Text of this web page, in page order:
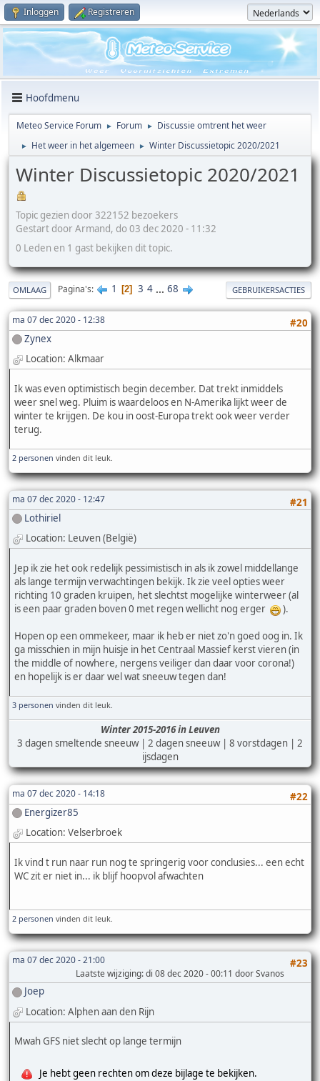
Inloggen Registreren
Hoofdmenu
Meteo Service Forum ► Forum ► Discussie omtrent het weer
► Het weer in het algemeen ► Winter Discussietopic 2020/2021
Winter Discussietopic 2020/2021
Topic gezien door 322152 bezoekers
Gestart door Armand, do 03 dec 2020 - 11:32
0 Leden en 1 gast bekijken dit topic.
OMLAAG Pagina's 1 2 3 4 ... 68 GEBRUIKERSACTIES
ma 07 dec 2020 - 12:38
#20
Zynex
Location: Alkmaar
Ik was even optimistisch begin december. Dat trekt inmiddels
weer snel weg. Pluim is waardeloos en N-Amerika lijkt weer de
winter te krijgen. De kou in oost-Europa trekt ook weer verder
terug.
2 personen vinden dit leuk.
ma 07 dec 2020 - 12:47
#21
Lothiriel
Location: Leuven (België)
Jep ik zie het ook redelijk pessimistisch in als ik zowel middellange
als lange termijn verwachtingen bekijk. Ik zie veel opties weer
richting 10 graden kruipen, het slechtst mogelijke winterweer (al
is een paar graden boven 0 met regen wellicht nog erger
).
Hopen op een ommekeer, maar ik heb er niet zo'n goed oog in. Ik
ga misschien in mijn huisje in het Centraal Massief kerst vieren (in
the middle of nowhere, nergens veiliger dan daar voor corona!)
en hopelijk is er daar wel wat sneeuw tegen dan!
3 personen vinden dit leuk.
Winter 2015-2016 in Leuven
3 dagen smeltende sneeuw | 2 dagen sneeuw | 8 vorstdagen | 2
ijsdagen
ma 07 dec 2020 - 14:18
#22
Energizer85
Location: Velserbroek
Ik vind t run naar run nog te springerig voor conclusies... een echt
WC zit er niet in... ik blijf hoopvol afwachten
2 personen vinden dit leuk.
ma 07 dec 2020 - 21:00 #23
Laatste wijziging: di 08 dec 2020 - 00:11 door Svanos
Joep
Location: Alphen aan den Rijn
Mwah GFS niet slecht op lange termijn
Je hebt geen rechten om deze bijlage te bekijken.